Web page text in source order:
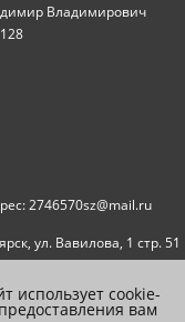
Владимирович
2746570sz@mail.ru
ул. Вавилова, 1 стр. 51
персональных данных
использует cookie-
вам